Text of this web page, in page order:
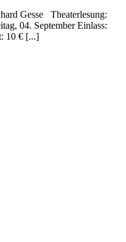
Gesse Theaterlesung:
04. September Einlass:
10 € [...]